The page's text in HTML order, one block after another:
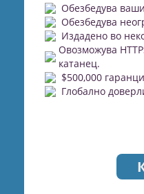
Обезбедува
Обезбедува
Издадено во
Овозможува
катанец.
$500,000
Глобално